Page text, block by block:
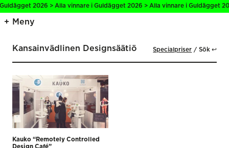
2026 > Alla vinnare i Guldägget 2026 > Alla vinnare i Guldägget
Meny
Kansainvädlinen Designsäätiö Specialpriser Sök ↩
Kauko “Remotely Controlled
Design Café”